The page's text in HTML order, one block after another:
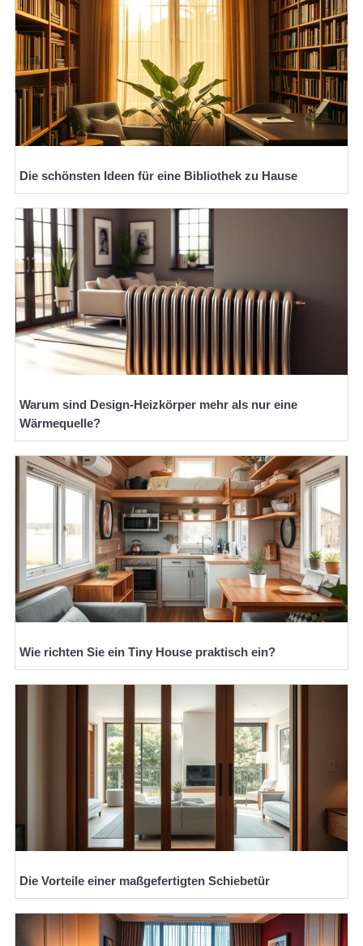
Die schönsten Ideen für eine Bibliothek zu Hause
Warum sind Design-Heizkörper mehr als nur eine
Wärmequelle?
Wie richten Sie ein Tiny House praktisch ein?
Die Vorteile einer maßgefertigten Schiebetür